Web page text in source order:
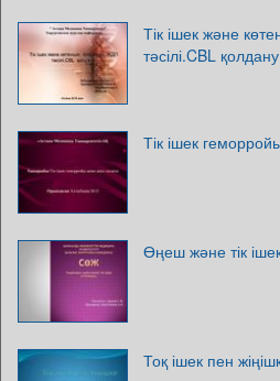
Тік ішек және
тәсілі.CBL қолдану
Тік ішек
Өңеш және тік
Тоқ ішек пен